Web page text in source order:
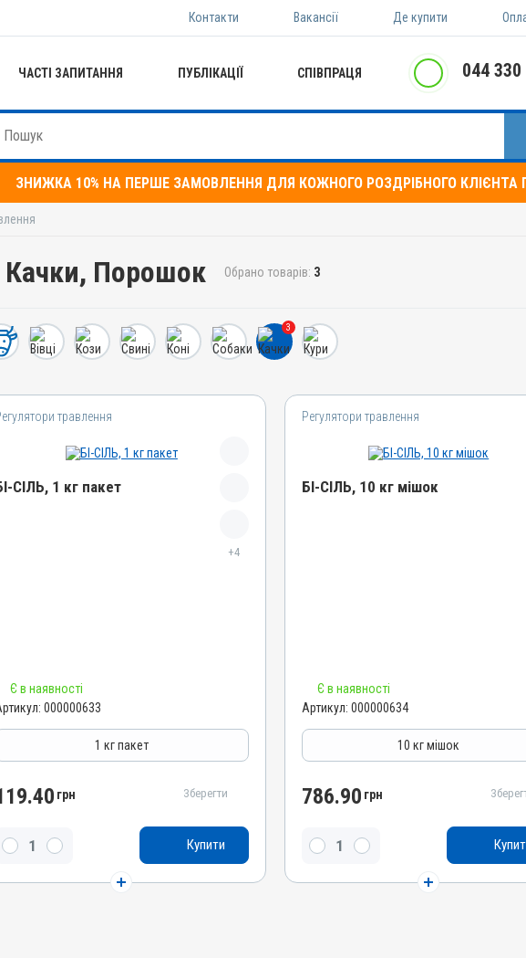
Контакти Вакансії Де купити
ЧАСТІ ЗАПИТАННЯ ПУБЛІКАЦІЇ СПІВПРАЦЯ 044
ЗНИЖКА 10% НА ПЕРШЕ ЗАМОВЛЕННЯ ДЛЯ КОЖНОГО РОЗДРІБНОГО КЛІЄНТА
Качки, Порошок Обрано товарів: 3
3
травлення
СІЛЬ, 1 кг пакет
+4
АВ-03850-01-12
Регулятори травлення
Порошок
Натрію сульфат безводний, Натрію
гідрокарбонат
Є в наявності
000000633
1 кг пакет
грн Зберегти
Купити
Регулятори травлення
БІ-СІЛЬ, 10 кг мішок
АВ-03850-01-12
Регулятори травлення
Порошок
Натрію сульфат безводний, Натрію
гідрокарбонат
Є в наявності
Артикул: 000000634
10 кг мішок
786.90 грн